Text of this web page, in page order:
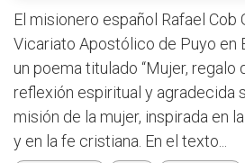
El misionero español Rafael Cob
Vicariato Apostólico de Puyo en
un poema titulado “Mujer, regalo
reflexión espiritual y agradecida
misión de la mujer, inspirada en
y en la fe cristiana. En el texto...